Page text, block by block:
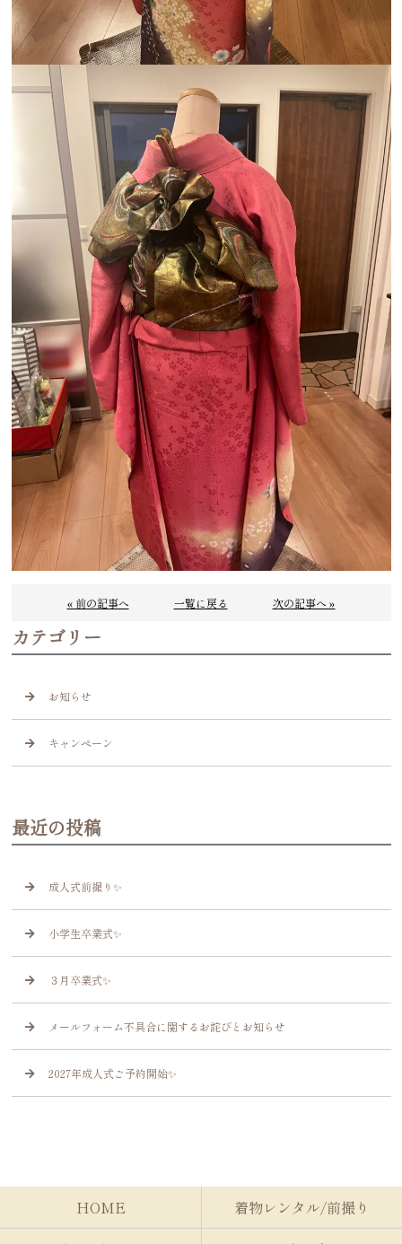
« 前の記事へ 一覧に戻る 次の記事へ »
カテゴリー
お知らせ
キャンペーン
最近の投稿
成人式前撮り✨
小学生卒業式✨
３月卒業式✨
メールフォーム不具合に関するお詫びとお知らせ
2027年成人式ご予約開始✨
HOME
着物レンタル/前撮り